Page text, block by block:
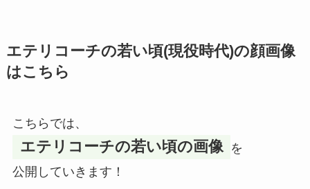
エテリコーチの若い頃(現役時代)の顔画像
はこちら
こちらでは、
エテリコーチの若い頃の画像
を
公開していきます！